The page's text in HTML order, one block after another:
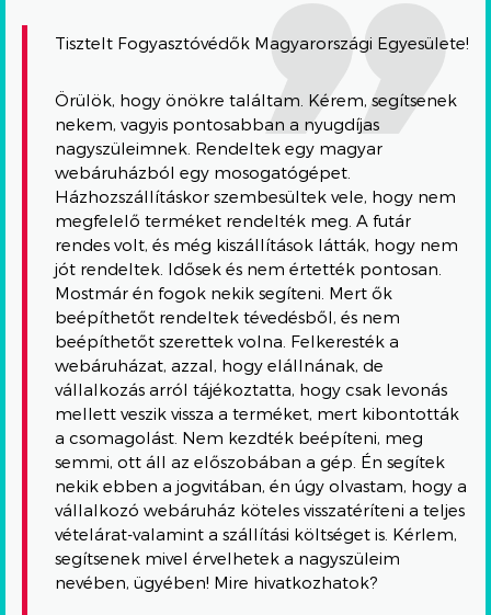
Tisztelt Fogyasztóvédők Magyarországi Egyesülete!
Örülök, hogy önökre találtam. Kérem, segítsenek
nekem, vagyis pontosabban a nyugdíjas
nagyszüleimnek. Rendeltek egy magyar
webáruházból egy mosogatógépet.
Házhozszállításkor szembesültek vele, hogy nem
megfelelő terméket rendelték meg. A futár
rendes volt, és még kiszállítások látták, hogy nem
jót rendeltek. Idősek és nem értették pontosan.
Mostmár én fogok nekik segíteni. Mert ők
beépíthetőt rendeltek tévedésből, és nem
beépíthetőt szerettek volna. Felkeresték a
webáruházat, azzal, hogy elállnának, de
vállalkozás arról tájékoztatta, hogy csak levonás
mellett veszik vissza a terméket, mert kibontották
a csomagolást. Nem kezdték beépíteni, meg
semmi, ott áll az előszobában a gép. Én segítek
nekik ebben a jogvitában, én úgy olvastam, hogy a
vállalkozó webáruház köteles visszatéríteni a teljes
vételárat-valamint a szállítási költséget is. Kérlem,
segítsenek mivel érvelhetek a nagyszüleim
nevében, ügyében! Mire hivatkozhatok?